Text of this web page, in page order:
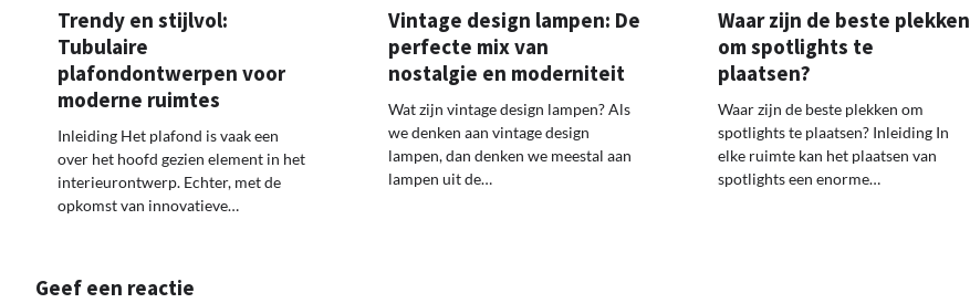
Trendy en stijlvol:
Tubulaire
plafondontwerpen voor
moderne ruimtes
Inleiding Het plafond is vaak een
over het hoofd gezien element in het
interieurontwerp. Echter, met de
opkomst van innovatieve…
Vintage design lampen: De
perfecte mix van
nostalgie en moderniteit
Wat zijn vintage design lampen? Als
we denken aan vintage design
lampen, dan denken we meestal aan
lampen uit de…
Waar zijn de beste plekken
om spotlights te
plaatsen?
Waar zijn de beste plekken om
spotlights te plaatsen? Inleiding In
elke ruimte kan het plaatsen van
spotlights een enorme…
Geef een reactie